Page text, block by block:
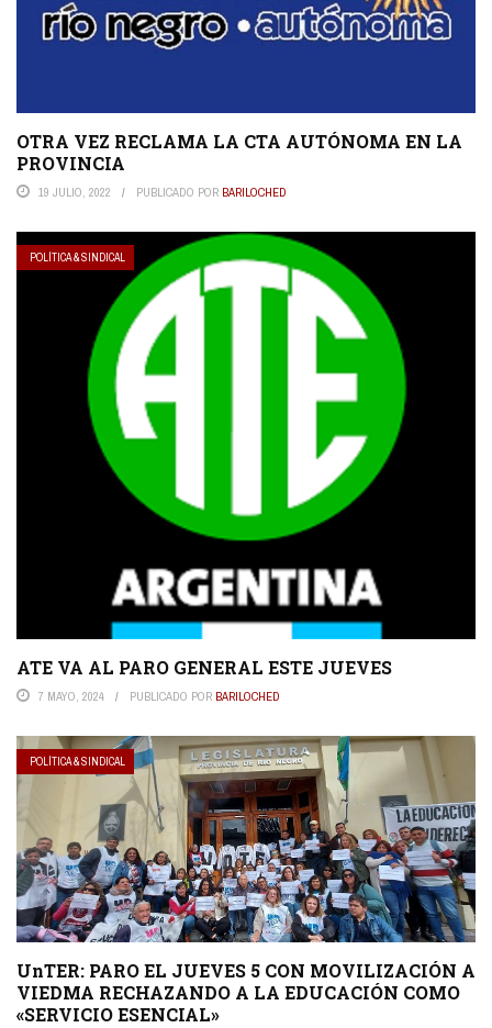
OTRA VEZ RECLAMA LA CTA AUTÓNOMA EN LA
PROVINCIA
19 JULIO, 2022 PUBLICADO POR BARILOCHED
POLÍTICA & SINDICAL
ATE VA AL PARO GENERAL ESTE JUEVES
7 MAYO, 2024 PUBLICADO POR BARILOCHED
POLÍTICA & SINDICAL
UnTER: PARO EL JUEVES 5 CON MOVILIZACIÓN A
VIEDMA RECHAZANDO A LA EDUCACIÓN COMO
«SERVICIO ESENCIAL»